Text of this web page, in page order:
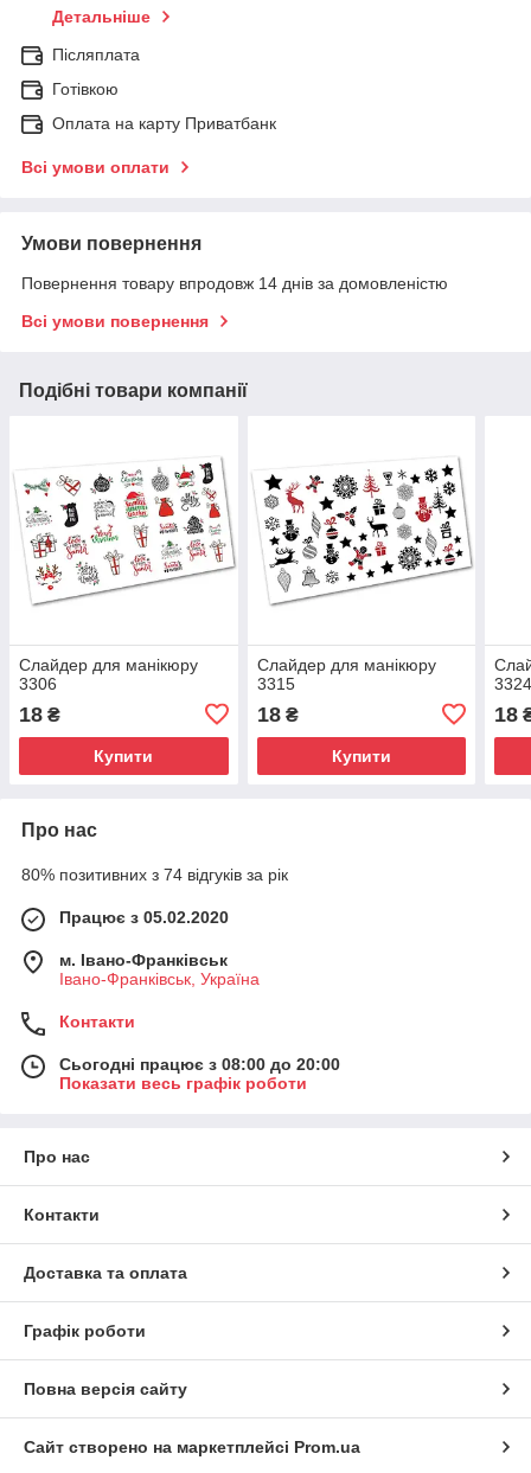
Детальніше
Післяплата
Готівкою
Оплата на карту Приватбанк
Всі умови оплати
Умови повернення
Повернення товару впродовж 14 днів за домовленістю
Всі умови повернення
Подібні товари компанії
Слайдер для манікюру
3306
18 ₴
Купити
Слайдер для манікюру
3315
18₴
Купити
18
Про нас
80% позитивних з 74 відгуків за рік
Працює з 05.02.2020
м. Івано-Франківськ
Івано-Франківськ, Україна
Контакти
Сьогодні працює з 08:00 до 20:00
Показати весь графік роботи
Про нас
Контакти
Доставка та оплата
Графік роботи
Повна версія сайту
Сайт створено на маркетплейсі Prom.ua